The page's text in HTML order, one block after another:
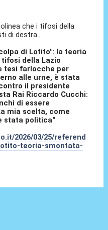
che i tifosi della
di destra...
di Lotito": la teoria
della Lazio
tesi farlocche per
alle urne, è stata
il presidente
Rai Riccardo Cucchi:
di essere
mia scelta, come
stata politica"
2026/03/25/referend
teoria-smontata-